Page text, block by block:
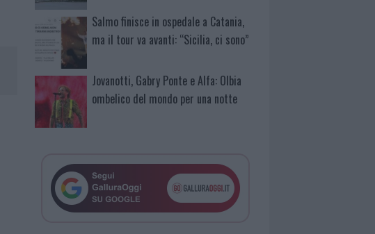
Salmo finisce in ospedale a Catania,
ma il tour va avanti: “Sicilia, ci sono”
Jovanotti, Gabry Ponte e Alfa: Olbia
ombelico del mondo per una notte